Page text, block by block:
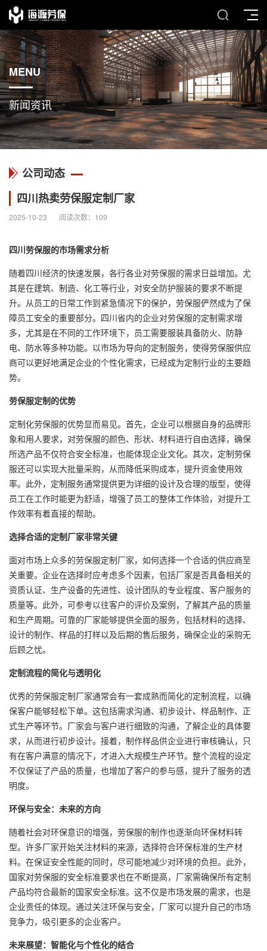
MENU
新闻资讯
公司动态
四川热卖劳保服定制厂家
2025-10-23 阅读次数： 109
四川劳保服的市场需求分析
随着四川经济的快速发展，各行各业对劳保服的需求日益增加。尤
其是在建筑、制造、化工等行业，对安全防护服装的要求不断提
升。从员工的日常工作到紧急情况下的保护，劳保服俨然成为了保
障员工安全的重要部分。四川省内的企业对劳保服的定制需求增
多，尤其是在不同的工作环境下，员工需要服装具备防火、防静
电、防水等多种功能。以市场为导向的定制服务，使得劳保服供应
商可以更好地满足企业的个性化需求，已经成为定制行业的主要趋
势。
劳保服定制的优势
定制化劳保服的优势显而易见。首先，企业可以根据自身的品牌形
象和用人要求，对劳保服的颜色、形状、材料进行自由选择，确保
所选产品不仅符合安全标准，也能体现企业文化。其次，定制劳保
服还可以实现大批量采购，从而降低采购成本，提升资金使用效
率。此外，定制服务通常提供更为详细的设计及合理的版型，使得
员工在工作时能更为舒适，增强了员工的整体工作体验，对提升工
作效率有着直接的帮助。
选择合适的定制厂家非常关键
面对市场上众多的劳保服定制厂家，如何选择一个合适的供应商至
关重要。企业在选择时应考虑多个因素，包括厂家是否具备相关的
资质认证、生产设备的先进性、设计团队的专业程度、客户服务的
质量等。此外，可参考以往客户的评价及案例，了解其产品的质量
和生产周期。可靠的厂家能够提供全面的服务，包括材料的选择、
设计的制作、样品的打样以及后期的售后服务，确保企业的采购无
后顾之忧。
定制流程的简化与透明化
优秀的劳保服定制厂家通常会有一套成熟而简化的定制流程，以确
保客户能够轻松下单。这包括需求沟通、初步设计、样品制作、正
式生产等环节。厂家会与客户进行细致的沟通，了解企业的具体要
求，从而进行初步设计。接着，制作样品供企业进行审核确认，只
有在客户满意的情况下，才进入大规模生产环节。整个流程的设定
不仅保证了产品的质量，也增加了客户的参与感，提升了服务的透
明度。
环保与安全：未来的方向
随着社会对环保意识的增强，劳保服的制作也逐渐向环保材料转
型。许多厂家开始关注材料的来源，选择符合环保标准的生产材
料。在保证安全性能的同时，尽可能地减少对环境的负担。此外，
国家对劳保服的安全标准要求也在不断提高，厂家需确保所有定制
产品均符合最新的国家安全标准。这不仅是市场发展的需求，也是
企业责任的体现。通过关注环保与安全，厂家可以提升自己的市场
竞争力，吸引更多的企业客户。
未来展望：智能化与个性化的结合